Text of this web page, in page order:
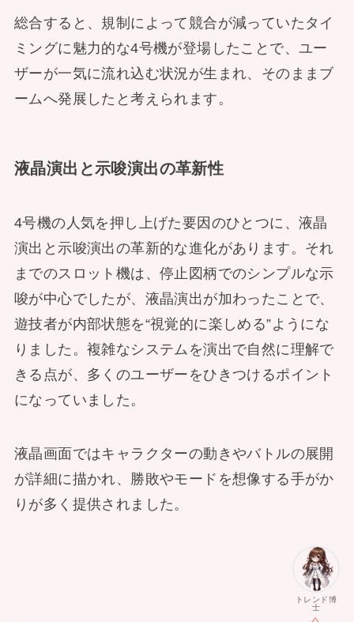
総合すると、規制によって競合が減っていたタイ
ミングに魅力的な4号機が登場したことで、ユー
ザーが一気に流れ込む状況が生まれ、そのままブ
ームへ発展したと考えられます。
液晶演出と示唆演出の革新性
4号機の人気を押し上げた要因のひとつに、液晶
演出と示唆演出の革新的な進化があります。それ
までのスロット機は、停止図柄でのシンプルな示
唆が中心でしたが、液晶演出が加わったことで、
遊技者が内部状態を“視覚的に楽しめる”ようにな
りました。複雑なシステムを演出で自然に理解で
きる点が、多くのユーザーをひきつけるポイント
になっていました。
液晶画面ではキャラクターの動きやバトルの展開
が詳細に描かれ、勝敗やモードを想像する手がか
りが多く提供されました。
トレンド博
士